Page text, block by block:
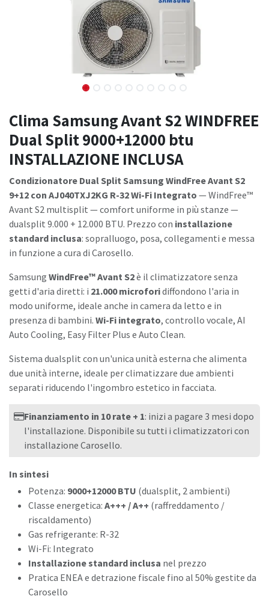
Clima Samsung Avant S2 WINDFREE
Dual Split 9000+12000 btu
INSTALLAZIONE INCLUSA
Condizionatore Dual Split Samsung WindFree Avant S2
9+12 con AJ040TXJ2KG R-32 Wi-Fi Integrato — WindFree™
Avant S2 multisplit — comfort uniforme in più stanze —
dualsplit 9.000 + 12.000 BTU. Prezzo con installazione
standard inclusa: sopralluogo, posa, collegamenti e messa
in funzione a cura di Carosello.
Samsung WindFree™ Avant S2è il climatizzatore senza
getti d'aria diretti: i 21.000 microforidiffondono l'aria in
modo uniforme, ideale anche in camera da letto e in
presenza di bambini. Wi-Fi integrato, controllo vocale, AI
Auto Cooling, Easy Filter Plus e Auto Clean.
Sistema dualsplit con un'unica unità esterna che alimenta
due unità interne, ideale per climatizzare due ambienti
separati riducendo l'ingombro estetico in facciata.
Finanziamento in 10 rate + 1: inizi a pagare 3 mesi dopo
l'installazione. Disponibile su tutti i climatizzatori con
installazione Carosello.
In sintesi
Potenza: 9000+12000 BTU (dualsplit, 2 ambienti)
Classe energetica: A+++ / A++ (raffreddamento /
riscaldamento)
Gas refrigerante: R-32
Wi-Fi: Integrato
Installazione standard inclusa nel prezzo
Pratica ENEA e detrazione fiscale fino al 50% gestite da
Carosello